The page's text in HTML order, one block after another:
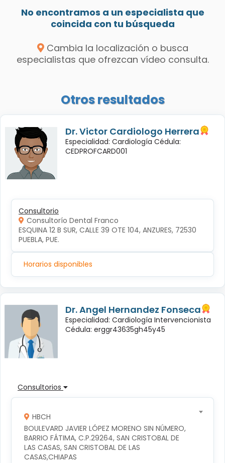
No encontramos a un especialista que
coincida con tu búsqueda
Cambia la localización o busca
especialistas que ofrezcan vídeo consulta.
Otros resultados
Dr. Victor Cardiologo Herrera
Especialidad: Cardiología Cédula:
CEDPROFCARD001
Consultorio
Consultorío Dental Franco
ESQUINA 12 B SUR, CALLE 39 OTE 104, ANZURES, 72530
PUEBLA, PUE.
Horarios disponibles
Dr. Angel Hernandez Fonseca
Especialidad: Cardiología Intervencionista
Cédula: erggr43635gh45y45
Consultorios
HBCH
BOULEVARD JAVIER LÓPEZ MORENO SIN NÚMERO,
BARRIO FÁTIMA, C.P.29264, SAN CRISTOBAL DE
LAS CASAS, SAN CRISTOBAL DE LAS
CASAS,CHIAPAS